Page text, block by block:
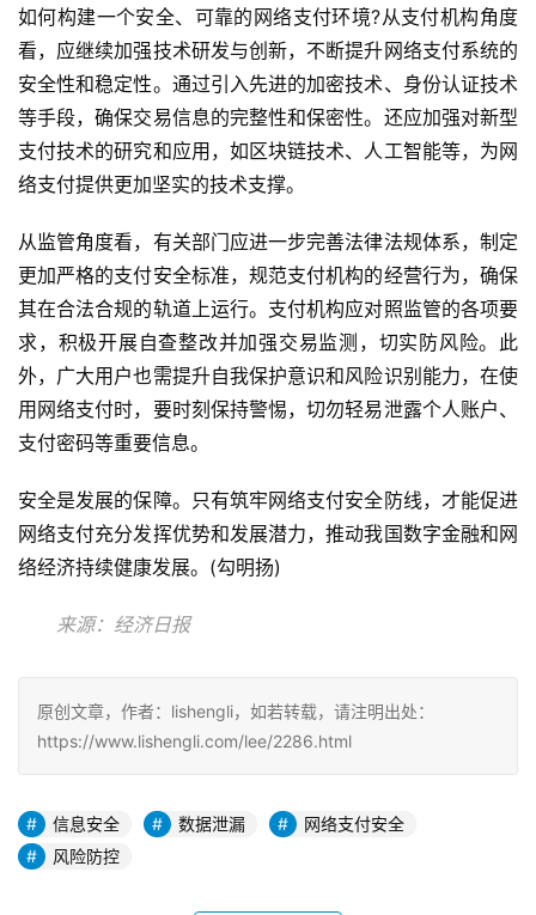
如何构建一个安全、可靠的网络支付环境?从支付机构角度
看，应继续加强技术研发与创新，不断提升网络支付系统的
安全性和稳定性。通过引入先进的加密技术、身份认证技术
等手段，确保交易信息的完整性和保密性。还应加强对新型
支付技术的研究和应用，如区块链技术、人工智能等，为网
络支付提供更加坚实的技术支撑。
从监管角度看，有关部门应进一步完善法律法规体系，制定
更加严格的支付安全标准，规范支付机构的经营行为，确保
其在合法合规的轨道上运行。支付机构应对照监管的各项要
求，积极开展自查整改并加强交易监测，切实防风险。此
外，广大用户也需提升自我保护意识和风险识别能力，在使
用网络支付时，要时刻保持警惕，切勿轻易泄露个人账户、
支付密码等重要信息。
安全是发展的保障。只有筑牢网络支付安全防线，才能促进
网络支付充分发挥优势和发展潜力，推动我国数字金融和网
络经济持续健康发展。(勾明扬)
来源：经济日报
原创文章，作者：lishengli，如若转载，请注明出处：
https://www.lishengli.com/lee/2286.html
信息安全 数据泄漏
网络支付安全
风险防控